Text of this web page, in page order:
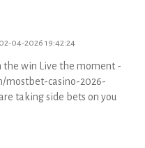
04-2026 19:42:24
the win Live the moment -
mostbet-casino-2026-
taking side bets on you